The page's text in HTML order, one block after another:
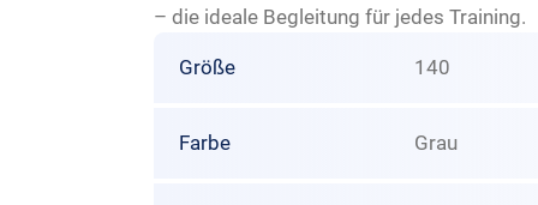
– die ideale Begleitung für jedes Training.
Größe 140
Farbe Grau